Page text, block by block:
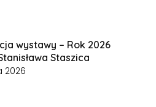
wystawy – Rok 2026
Staszica
2026